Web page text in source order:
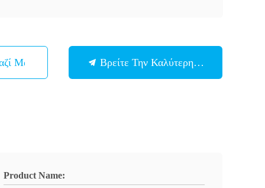
Μας Βρείτε Την Καλύτερη Τιμή
Product Name: